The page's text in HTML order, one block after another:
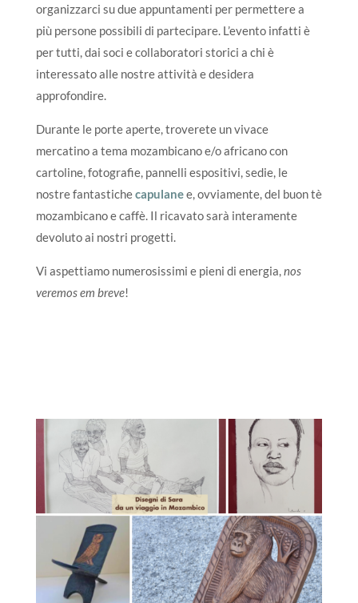
organizzarci su due appuntamenti per permettere a
più persone possibili di partecipare. L’evento infatti è
per tutti, dai soci e collaboratori storici a chi è
interessato alle nostre attività e desidera
approfondire.
Durante le porte aperte, troverete un vivace
mercatino a tema mozambicano e/o africano con
cartoline, fotografie, pannelli espositivi, sedie, le
nostre fantastichecapulanee, ovviamente, del buon tè
mozambicano e caffè. Il ricavato sarà interamente
devoluto ai nostri progetti.
Vi aspettiamo numerosissimi e pieni di energia,nos
veremos em breve!